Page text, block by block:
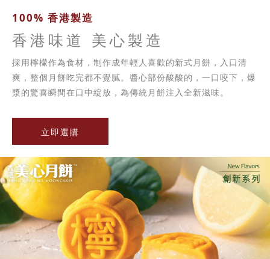
100% 香港製造
香港味道 美心製造
採用檸檬作為食材，制作成年輕人喜歡的新式月餅，入口清
爽，整個月餅吃完都不覺膩。醬心部份酸酸的，一口咬下，爆
漿的驚喜瞬間在口中綻放，為傳統月餅注入全新滋味。
立即選購